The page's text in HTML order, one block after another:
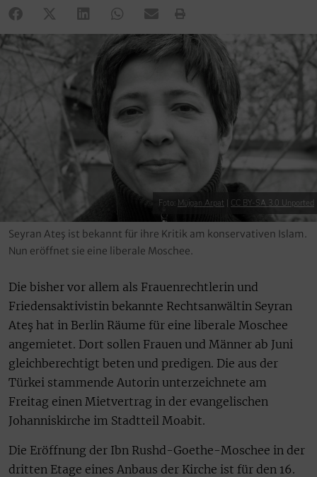
Foto: Müjgan Arpat CC BY-SA 3.0 Unported
Seyran Ateş ist bekannt für ihre Kritik am konservativen Islam.
Nun eröffnet sie eine liberale Moschee.
Die bisher vor allem als Frauenrechtlerin und
Friedensaktivistin bekannte Rechtsanwältin Seyran
Ateş hat in Berlin Räume für eine liberale Moschee
angemietet. Dort sollen Frauen und Männer ab Juni
gleichberechtigt beten und predigen. Die aus der
Türkei stammende Autorin unterzeichnete am
Freitag einen Mietvertrag in der evangelischen
Johanniskirche im Stadtteil Moabit.
Die Eröffnung der Ibn Rushd-Goethe-Moschee in der
dritten Etage eines Anbaus der Kirche ist für den 16.